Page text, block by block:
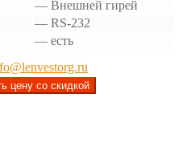
— Внешней гирей
— RS-232
— есть
цену со скидкой